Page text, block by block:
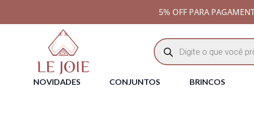
5% OFF PARA
NOVIDADES CONJUNTOS BRINCOS